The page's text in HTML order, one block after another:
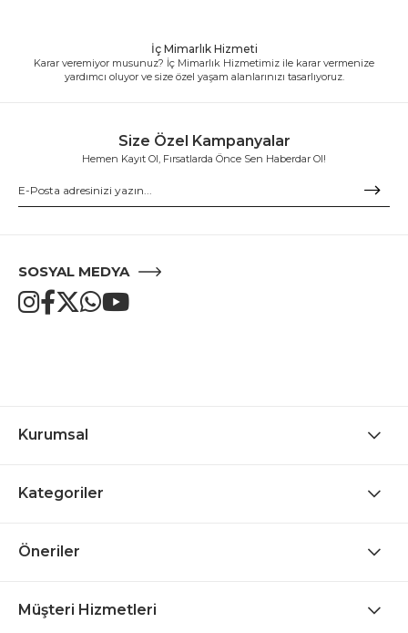
İç Mimarlık Hizmeti
Karar veremiyor musunuz? İç Mimarlık Hizmetimiz ile karar vermenize
yardımcı oluyor ve size özel yaşam alanlarınızı tasarlıyoruz.
Size Özel Kampanyalar
Hemen Kayıt Ol, Fırsatlarda Önce Sen Haberdar Ol!
SOSYAL MEDYA
Kurumsal
Kategoriler
Öneriler
Müşteri Hizmetleri